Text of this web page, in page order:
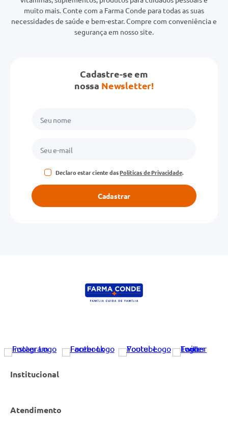
muito mais. Conte com a Farma Conde para todas as suas
necessidades de saúde e bem-estar. Compre com conveniência e
segurança em nosso site.
Cadastre-se em
nossa Newsletter!
Declaro estar ciente dasPolíticas de Privacidade.
Cadastrar
Institucional
Atendimento